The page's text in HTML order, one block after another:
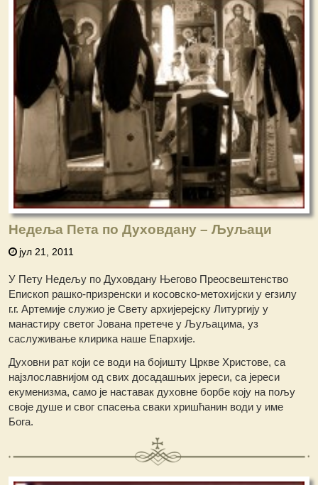
Недеља Пета по Духовдану – Љуљаци
јул 21, 2011
У Пету Недељу по Духовдану Његово Преосвештенство
Епископ рашко-призренски и косовско-метохијски у егзилу
г.г. Артемије служио је Свету архијерејску Литургију у
манастиру светог Јована претече у Љуљацима, уз
саслуживање клирика наше Епархије.
Духовни рат који се води на бојишту Цркве Христове, са
најзлославнијом од свих досадашњих јереси, са јереси
екуменизма, само је наставак духовне борбе коју на пољу
своје душе и свог спасења сваки хришћанин води у име
Бога.